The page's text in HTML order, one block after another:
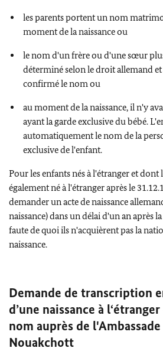
les parents portent un nom
moment de la naissance ou
le nom d'un frère ou d'une sœur plus
déterminé selon le droit allemand
confirmé le nom ou
au moment de la naissance, il n'y
ayant la garde exclusive du bébé.
automatiquement le nom de la
exclusive de l'enfant.
Pour les enfants nés à l'étranger et dont
également né à l'étranger après le
demander un acte de naissance
naissance) dans un délai d'un an après
faute de quoi ils n'acquièrent pas la
naissance.
Demande de transcription
d’une naissance à
nom auprès de l'Ambassade
Nouakchott